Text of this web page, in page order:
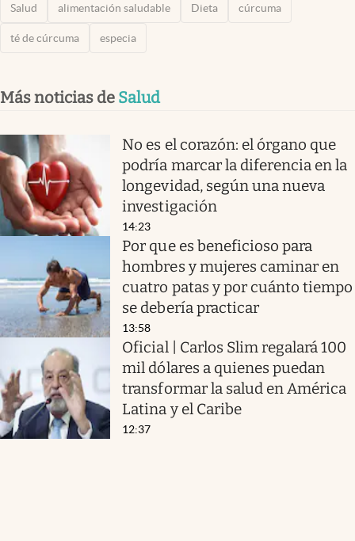
Salud alimentación saludable Dieta cúrcuma
té de cúrcuma especia
Más noticias de Salud
No es el corazón: el órgano que
podría marcar la diferencia en la
longevidad, según una nueva
investigación
14:23
Por que es beneficioso para
hombres y mujeres caminar en
cuatro patas y por cuánto tiempo
se debería practicar
13:58
Oficial | Carlos Slim regalará 100
mil dólares a quienes puedan
transformar la salud en América
Latina y el Caribe
12:37